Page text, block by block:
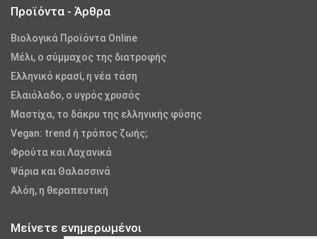
Προϊόντα - Άρθρα
Βιολογικά Προϊόντα Online
Μέλι, ο σύμμαχος της διατροφής
Ελληνικό κρασί, η νέα τάση
Ελαιόλαδο, ο υγρός χρυσός
Μαστίχα, το δάκρυ της ελληνικής φύσης
Vegan: trend ή τρόπος ζωής;
Φρούτα και Λαχανικά
Ψάρια και Θαλασσινά
Αλόη, η θεραπευτική
Μείνετε ενημερωμένοι